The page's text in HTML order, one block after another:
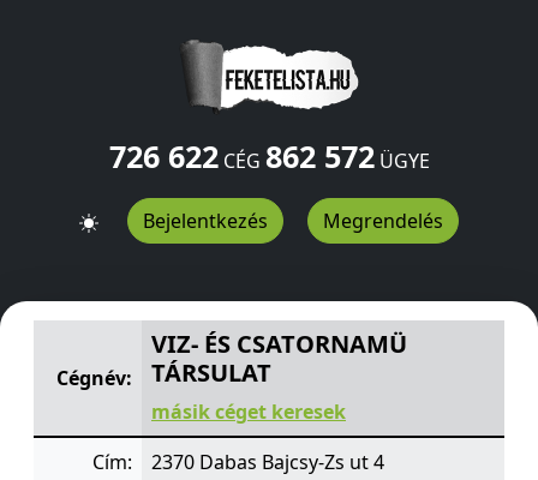
726 622CÉG 862 572ÜGYE
Bejelentkezés Megrendelés
VIZ- ÉS CSATORNAMÜ TÁRSULAT Bajcsy-Zs ut 4
Cégnév:
VIZ- ÉS CSATORNAMÜ
TÁRSULAT
másik céget keresek
Cím:
2370 Dabas Bajcsy-Zs ut 4